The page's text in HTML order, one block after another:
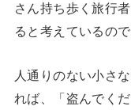
さん持ち歩く旅行
ると考えているので
人通りのない小さ
れば、「盗んでく